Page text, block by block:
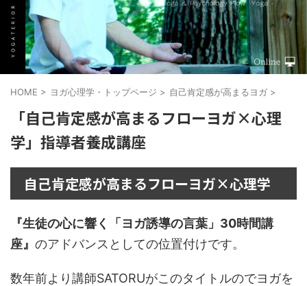
HOME > ヨガ心理学・トップページ > 自己肯定感が高まるヨガ >
「自己肯定感が高まるフローヨガ×心理
学」指導者養成講座
自己肯定感が高まるフローヨガ×心理学
『生徒の心に響く「ヨガ誘導の言葉」30時間講
座』 のアドバンスとしての位置付けです。
数年前より講師SATORUがこのタイトルのでヨガを